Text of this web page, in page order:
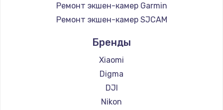
Ремонт экшен-камер Garmin
Ремонт экшен-камер SJCAM
Бренды
Xiaomi
Digma
DJI
Nikon